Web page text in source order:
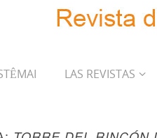
LAS REVISTAS